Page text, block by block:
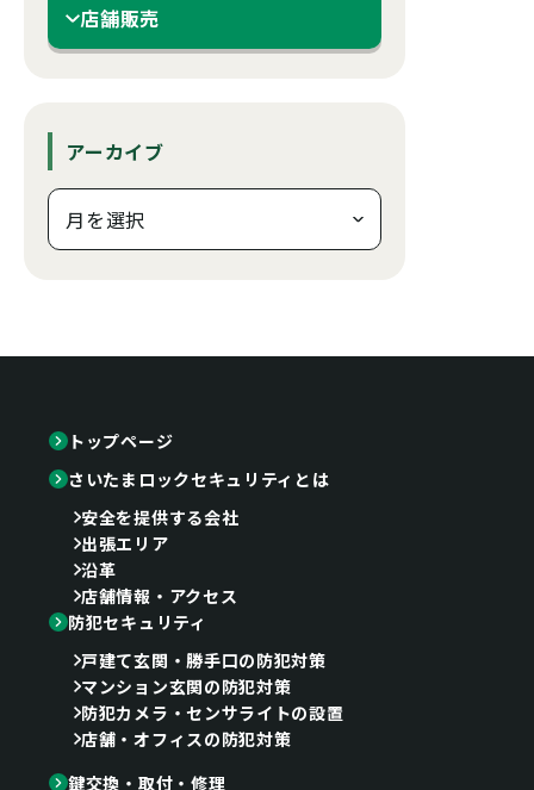
店舗販売
アーカイブ
トップページ
さいたまロックセキュリティとは
安全を提供する会社
出張エリア
沿革
店舗情報・アクセス
防犯セキュリティ
戸建て玄関・勝手口の防犯対策
マンション玄関の防犯対策
防犯カメラ・センサライトの設置
店舗・オフィスの防犯対策
鍵交換・取付・修理